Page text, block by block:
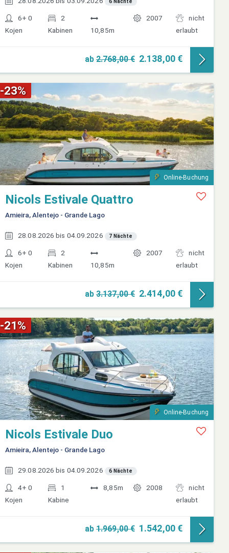
6 Nächte
6+ 0
Kojen
2
Kabinen
10,85m
2007
nicht
erlaubt
ab 2.768,00 € 2.138,00 €
-23%
Online-Buchung
Nicols Estivale Quattro
Amieira, Alentejo - Grande Lago
28.08.2026 bis 04.09.2026 7 Nächte
6+ 0
Kojen
2
Kabinen
10,85m
2007
nicht
erlaubt
ab 3.137,00 € 2.414,00 €
-21%
Online-Buchung
Nicols Estivale Duo
Amieira, Alentejo - Grande Lago
29.08.2026 bis 04.09.2026 6 Nächte
4+ 0
Kojen
1
Kabine
8,85m 2008
nicht
erlaubt
ab 1.969,00 € 1.542,00 €